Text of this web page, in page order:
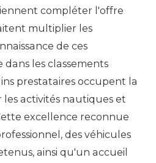
compléter l'offre
multiplier les
de ces
les classements
prestataires occupent la
activités nautiques et
excellence reconnue
des véhicules
ainsi qu'un accueil